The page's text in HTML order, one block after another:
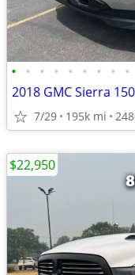
• • • • • • • • •
2018 GMC Sierra
7/29 195k mi
$22,950